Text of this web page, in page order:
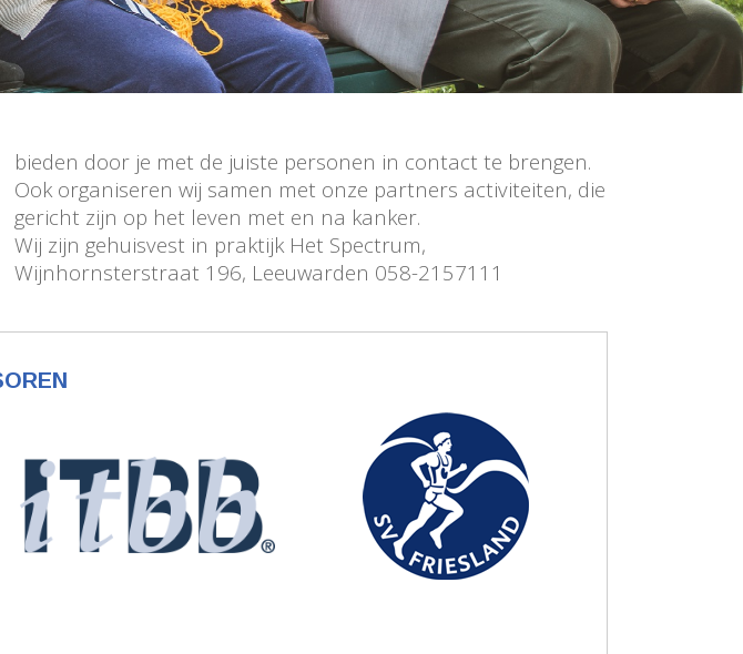
gericht zijn op het leven met en na kanker.
Wij zijn gehuisvest in praktijk Het Spectrum,
Wijnhornsterstraat 196, Leeuwarden 058-2157111